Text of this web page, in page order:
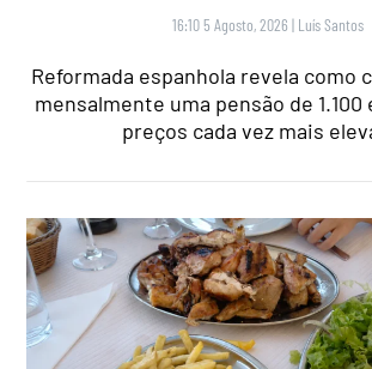
16:10 5 Agosto, 2026 | Luís Santos
Reformada espanhola revela como
mensalmente uma pensão de
preços cada vez mais